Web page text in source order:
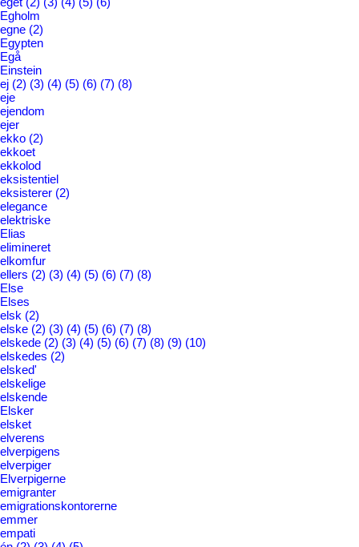
Egholm
egne (2)
Egypten
Egå
Einstein
ej (2) (3) (4) (5) (6) (7) (8)
eje
ejendom
ejer
ekko (2)
ekkoet
ekkolod
eksistentiel
eksisterer (2)
elegance
elektriske
Elias
elimineret
elkomfur
ellers (2) (3) (4) (5) (6) (7) (8)
Else
Elses
elsk (2)
elske (2) (3) (4) (5) (6) (7) (8)
elskede (2) (3) (4) (5) (6) (7) (8) (9) (10)
elskedes (2)
elsked'
elskelige
elskende
Elsker
elsket
elverens
elverpigens
elverpiger
Elverpigerne
emigranter
emigrationskontorerne
emmer
empati